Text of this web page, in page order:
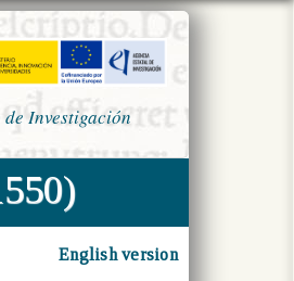
Investigación
English version